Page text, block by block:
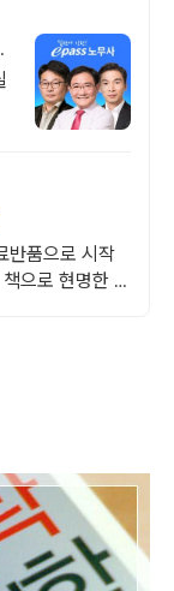
반품으로 시작
으로 현명한 선